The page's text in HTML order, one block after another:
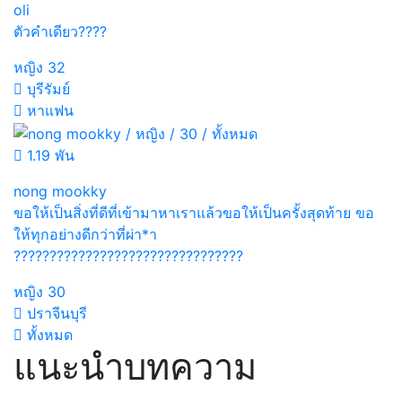
oli
ตัวคำเดียว????
หญิง 32
บุรีรัมย์
หาแฟน
1.19 พัน
nong mookky
ขอให้เป็นสิ่งที่ดีที่เข้ามาหาเราแล้วขอให้เป็นครั้งสุดท้าย ขอ
ให้ทุกอย่างดีกว่าที่ผ่า*า
????????????????????????????????
หญิง 30
ปราจีนบุรี
ทั้งหมด
แนะนำบทความ